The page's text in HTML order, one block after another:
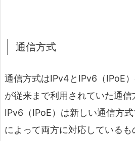
通信方式
通信方式はIPv4とIPv6（IPoE
が従来まで利用されていた通信
IPv6（IPoE）は新しい通信方
によって両方に対応している